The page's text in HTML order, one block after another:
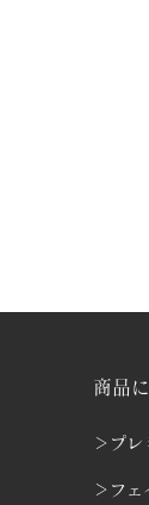
商品
＞プ
＞フェ